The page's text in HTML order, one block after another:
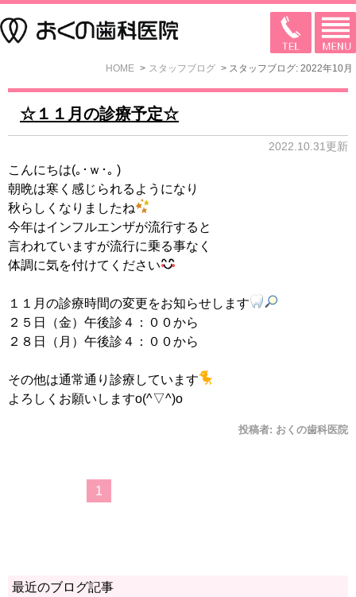
HOME スタッフブログ スタッフブログ: 2022年10月
☆１１月の診療予定☆
2022.10.31更新
こんにちは(｡･ｗ･｡ )
朝晩は寒く感じられるようになり
秋らしくなりましたね
今年はインフルエンザが流行すると
言われていますが流行に乗る事なく
体調に気を付けてください
１１月の診療時間の変更をお知らせします
２５日（金）午後診４：００から
２８日（月）午後診４：００から
その他は通常通り診療しています
よろしくお願いしますo(^▽^)o
投稿者: おくの歯科医院
1
最近のブログ記事